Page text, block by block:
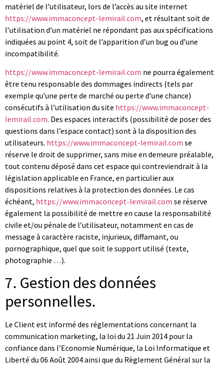
matériel de l’utilisateur, lors de l’accès au site internet
https://www.immaconcept-lemirail.com, et résultant soit de
l’utilisation d’un matériel ne répondant pas aux spécifications
indiquées au point 4, soit de l’apparition d’un bug ou d’une
incompatibilité.
https://www.immaconcept-lemirail.com ne pourra également
être tenu responsable des dommages indirects (tels par
exemple qu’une perte de marché ou perte d’une chance)
consécutifs à l’utilisation du site https://www.immaconcept-
lemirail.com. Des espaces interactifs (possibilité de poser des
questions dans l’espace contact) sont à la disposition des
utilisateurs. https://www.immaconcept-lemirail.com se
réserve le droit de supprimer, sans mise en demeure préalable,
tout contenu déposé dans cet espace qui contreviendrait à la
législation applicable en France, en particulier aux
dispositions relatives à la protection des données. Le cas
échéant, https://www.immaconcept-lemirail.com se réserve
également la possibilité de mettre en cause la responsabilité
civile et/ou pénale de l’utilisateur, notamment en cas de
message à caractère raciste, injurieux, diffamant, ou
pornographique, quel que soit le support utilisé (texte,
photographie …).
7. Gestion des données
personnelles.
Le Client est informé des réglementations concernant la
communication marketing, la loi du 21 Juin 2014 pour la
confiance dans l’Economie Numérique, la Loi Informatique et
Liberté du 06 Août 2004 ainsi que du Règlement Général sur la